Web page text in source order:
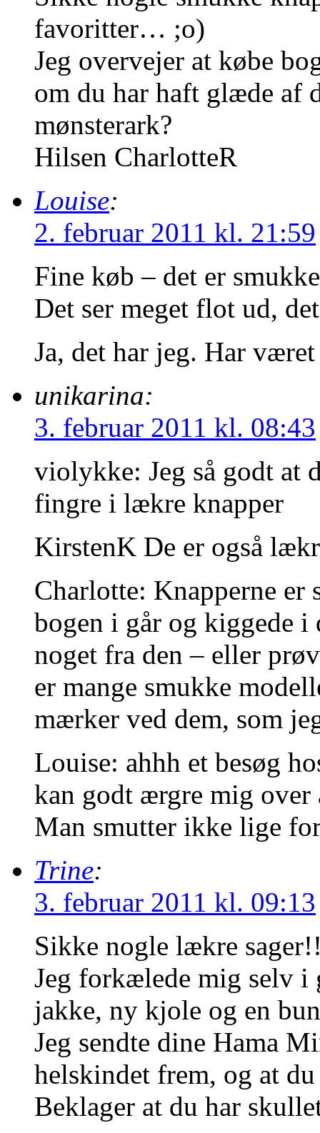
favoritter… ;o)
Jeg overvejer at købe
om du har haft glæde af
mønsterark?
Hilsen CharlotteR
Louise:
2. februar 2011 kl. 21:59
Fine køb – det er
Det ser meget flot ud,
Ja, det har jeg. Har
unikarina:
3. februar 2011 kl. 08:43
violykke: Jeg så godt at
fingre i lækre knapper
KirstenK De er også
Charlotte: Knapperne er
bogen i går og kiggede i
noget fra den – eller
er mange smukke
mærker ved dem, som
Louise: ahhh et besøg
kan godt ærgre mig
Man smutter ikke lige
Trine:
3. februar 2011 kl. 09:13
Sikke nogle lækre
Jeg forkælede mig selv
jakke, ny kjole og en
Jeg sendte dine Hama
helskindet frem, og at
Beklager at du har